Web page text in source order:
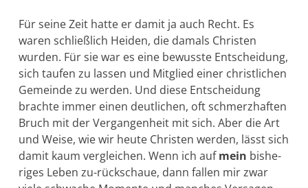
Für seine Zeit hatte er damit ja auch Recht. Es
waren schließlich Hei­den, die damals Christen
wurden. Für sie war es eine bewusste Ent­scheidung,
sich taufen zu lassen und Mitglied einer christlichen
Ge­meinde zu werden. Und diese Entscheidung
brachte immer einen deutlichen, oft schmerzhaften
Bruch mit der Ver­gangenheit mit sich. Aber die Art
und Weise, wie wir heute Christen werden, lässt sich
damit kaum vergleichen. Wenn ich aufmein bishe­
riges Leben zu-rückschaue, dann fallen mir zwar